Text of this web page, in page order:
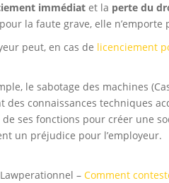
immédiat et la perte du
la faute grave, elle
peut, en cas de licenciement
le sabotage des machines
des connaissances techniques
de ses fonctions pour créer une
un préjudice pour l’employeur.
– Comment